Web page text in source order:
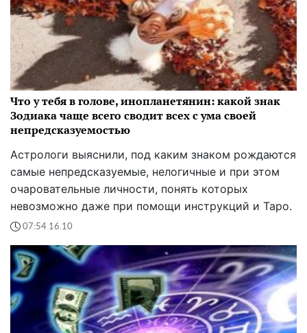
Что у тебя в голове, инопланетянин: какой знак
Зодиака чаще всего сводит всех с ума своей
непредсказуемостью
Астрологи выяснили, под каким знаком рождаются
самые непредсказуемые, нелогичные и при этом
очаровательные личности, понять которых
невозможно даже при помощи инструкций и Таро.
07:54 16.10